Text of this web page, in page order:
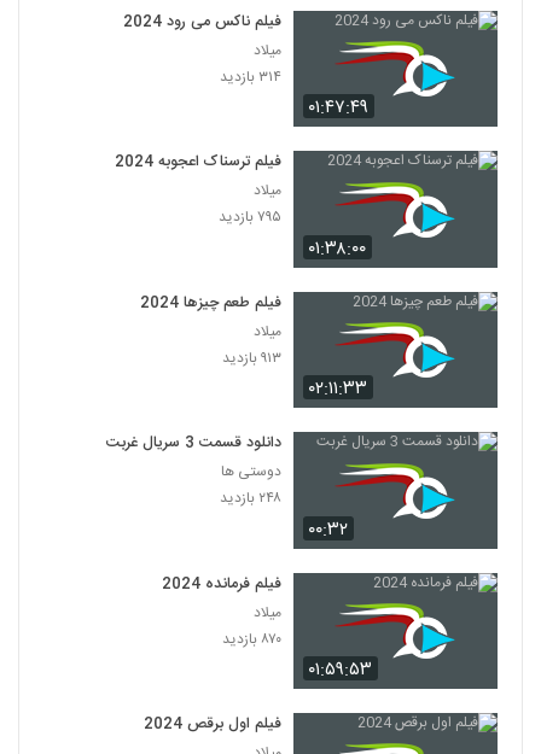
۰۱:۴۷:۴۹
فیلم ناکس می رود 2024
میلاد
۳۱۴ بازدید
۰۱:۳۸:۰۰
فیلم ترسناک اعجوبه 2024
میلاد
۷۹۵ بازدید
۰۲:۱۱:۳۳
فیلم طعم چیزها 2024
میلاد
۹۱۳ بازدید
۰۰:۳۲
دانلود قسمت 3 سریال غربت
دوستی ها
۲۴۸ بازدید
۰۱:۵۹:۵۳
فیلم فرمانده 2024
میلاد
۸۷۰ بازدید
فیلم اول برقص 2024